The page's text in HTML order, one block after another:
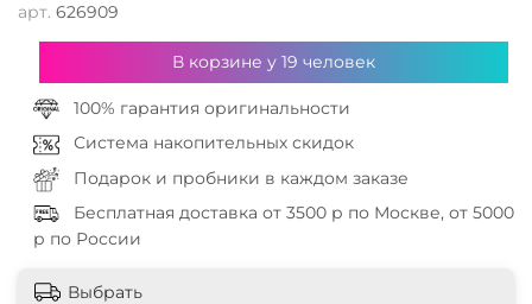
арт. 626909
В корзине у 19 человек
100% гарантия оригинальности
Система накопительных скидок
Подарок и пробники в каждом заказе
Бесплатная доставка от 3500 р по Москве, от 5000
р по России
Выбрать